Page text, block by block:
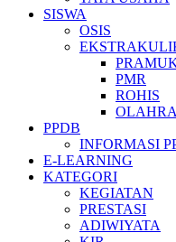
SISWA
OSIS
PMR
ROHIS
PPDB
INFORMASI
E-LEARNING
KATEGORI
KEGIATAN
PRESTASI
ADIWIYATA